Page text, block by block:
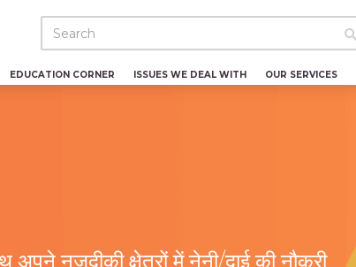
EDUCATION CORNER ISSUES WE DEAL WITH OUR SERVICES
नज़दीकी क्षेत्रों में नेनी/दाई की नौकरी